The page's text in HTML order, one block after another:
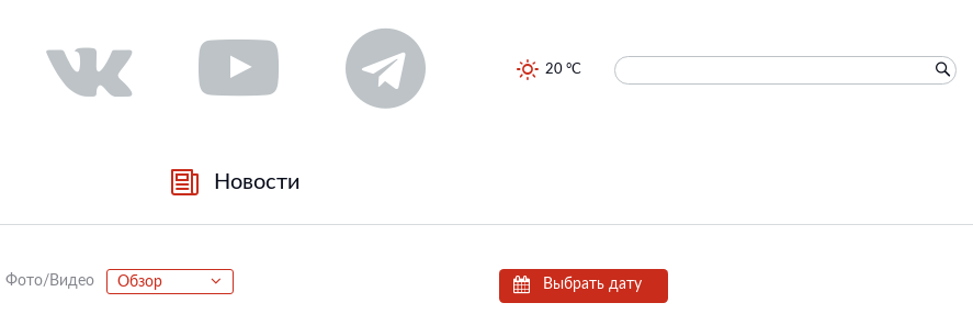
20 °C
Новости
Фото/Видео Обзор Выбрать дату